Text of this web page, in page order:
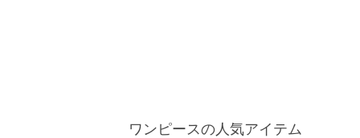
ワンピースの人気アイテム